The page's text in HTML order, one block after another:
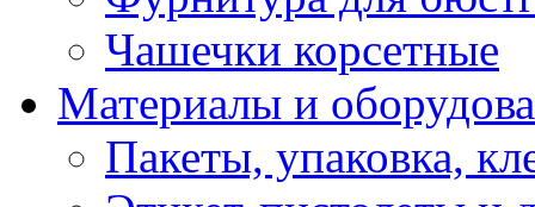
Чашечки корсетные
Материалы и
Пакеты, упаковка,